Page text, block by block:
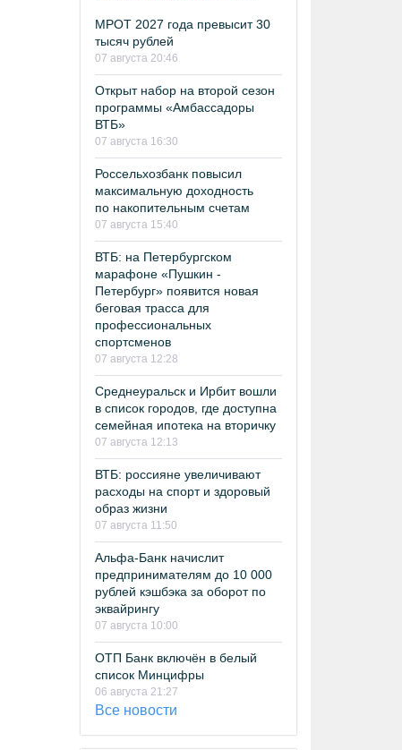
МРОТ 2027 года превысит 30
тысяч рублей
07 августа 20:46
Открыт набор на второй сезон
программы «Амбассадоры
ВТБ»
07 августа 16:30
Россельхозбанк повысил
максимальную доходность
по накопительным счетам
07 августа 15:40
ВТБ: на Петербургском
марафоне «Пушкин -
Петербург» появится новая
беговая трасса для
профессиональных
спортсменов
07 августа 12:28
Среднеуральск и Ирбит вошли
в список городов, где доступна
семейная ипотека на вторичку
07 августа 12:13
ВТБ: россияне увеличивают
расходы на спорт и здоровый
образ жизни
07 августа 11:50
Альфа-Банк начислит
предпринимателям до 10 000
рублей кэшбэка за оборот по
эквайрингу
07 августа 10:00
ОТП Банк включён в белый
список Минцифры
06 августа 21:27
Все новости